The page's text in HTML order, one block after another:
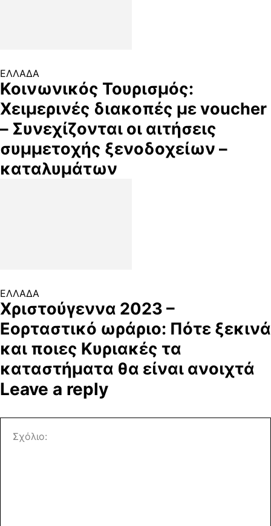
ΕΛΛΑΔΑ
Κοινωνικός Τουρισμός:
Χειμερινές διακοπές με voucher
– Συνεχίζονται οι αιτήσεις
συμμετοχής ξενοδοχείων –
καταλυμάτων
ΕΛΛΑΔΑ
Χριστούγεννα 2023 –
Εορταστικό ωράριο: Πότε ξεκινά
και ποιες Κυριακές τα
καταστήματα θα είναι ανοιχτά
Leave a reply